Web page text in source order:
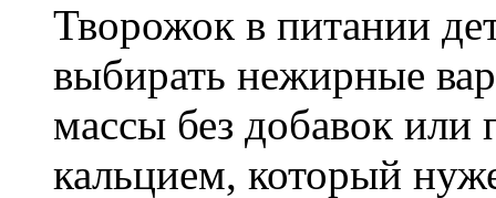
Творожок в питании
выбирать нежирные
массы без добавок или
кальцием, который